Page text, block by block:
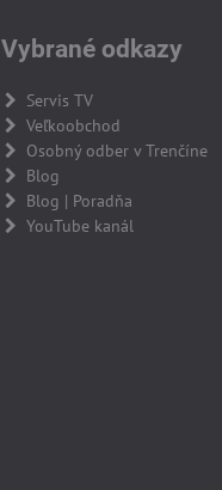
Vybrané odkazy
Servis TV
Veľkoobchod
Osobný odber v Trenčíne
Blog
Blog | Poradňa
YouTube kanál